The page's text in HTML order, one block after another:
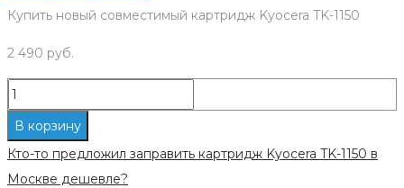
Купить новый совместимый картридж Kyocera TK-1150
2 490 руб.
Количество
Новый
совместимый
картридж
В корзину
Кто-то предложил заправить картридж Kyocera TK-1150 в
Москве дешевле?